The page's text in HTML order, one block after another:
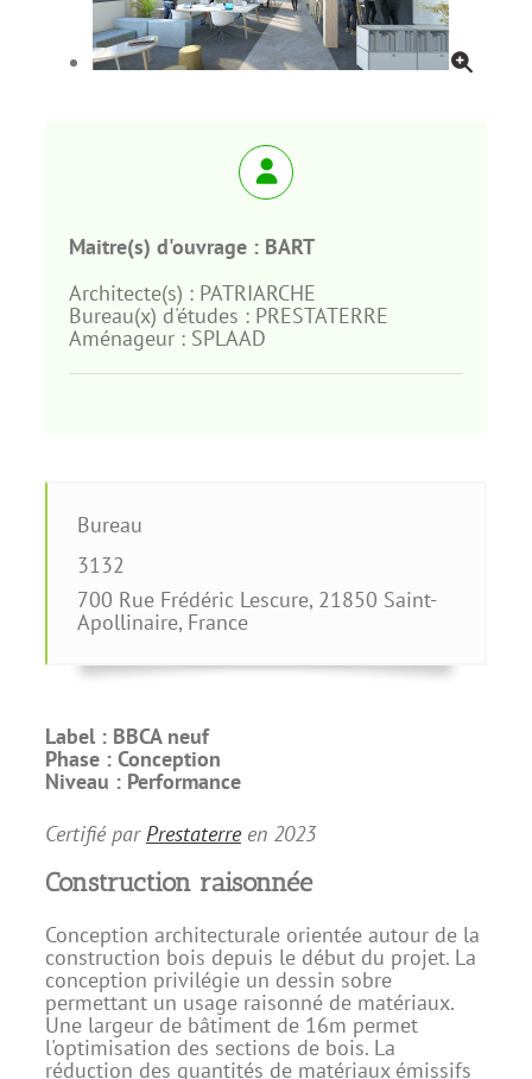
Maitre(s) d'ouvrage : BART
Architecte(s) : PATRIARCHE
Bureau(x) d'études : PRESTATERRE
Aménageur : SPLAAD
Bureau
3132
700 Rue Frédéric Lescure, 21850 Saint-
Apollinaire, France
Label : BBCA neuf
Phase : Conception
Niveau : Performance
Certifié parPrestaterreen 2023
Construction raisonnée
Conception architecturale orientée autour de la
construction bois depuis le début du projet. La
conception privilégie un dessin sobre
permettant un usage raisonné de matériaux.
Une largeur de bâtiment de 16m permet
l'optimisation des sections de bois. La
réduction des quantités de matériaux émissifs